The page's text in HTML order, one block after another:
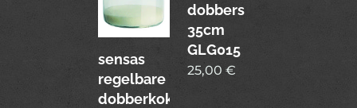
sensas
regelbare
dobberkoker
dobbers
35cm
GLG015
25,00 €